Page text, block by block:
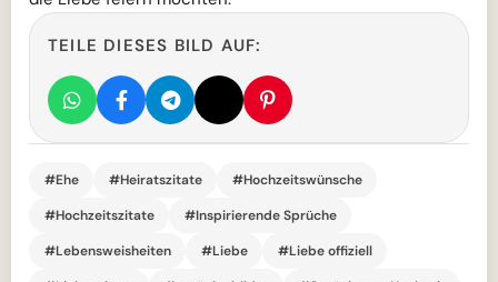
TEILE DIESES BILD AUF:
#Ehe #Heiratszitate
#Hochzeitswünsche
#Hochzeitszitate
#Inspirierende Sprüche
#Lebensweisheiten
#Liebe
#Liebe offiziell